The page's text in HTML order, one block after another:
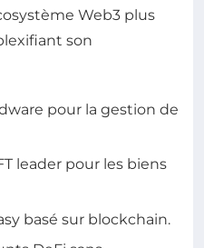
Web3 plus
son
pour la gestion de
leader pour les biens
basé sur blockchain.